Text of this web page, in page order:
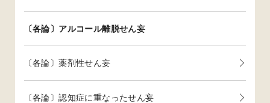
〔各論〕アルコール離脱せん妄
〔各論〕薬剤性せん妄
〔各論〕認知症に重なったせん妄